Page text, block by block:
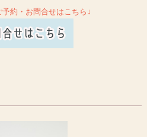
約・お問合せはこちら↓